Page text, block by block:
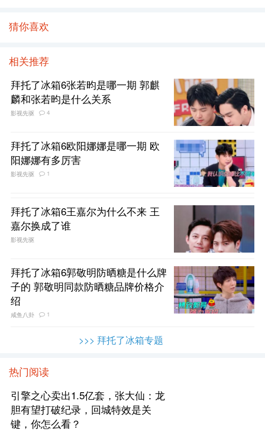
猜你喜欢
相关推荐
拜托了冰箱6张若昀是哪一期 郭麒
麟和张若昀是什么关系
影视先驱 4
拜托了冰箱6欧阳娜娜是哪一期 欧
阳娜娜有多厉害
影视先驱 1
拜托了冰箱6王嘉尔为什么不来 王
嘉尔换成了谁
影视先驱
拜托了冰箱6郭敬明防晒糖是什么牌
子的 郭敬明同款防晒糖品牌价格介
绍
咸鱼八卦 1
>>> 拜托了冰箱专题
热门阅读
引擎之心卖出1.5亿套，张大仙：龙
胆有望打破纪录，回城特效是关
键，你怎么看？